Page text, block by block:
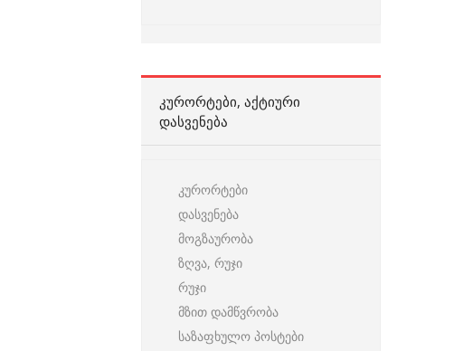
ᲙᲣᲠᲝᲠᲢᲔᲑᲘ, ᲐᲥᲢᲘᲣᲠᲘ
ᲓᲐᲡᲕᲔᲜᲔᲑᲐ
კურორტები
დასვენება
მოგზაურობა
ზღვა, რუჯი
რუჯი
მზით დამწვრობა
საზაფხულო პოსტები